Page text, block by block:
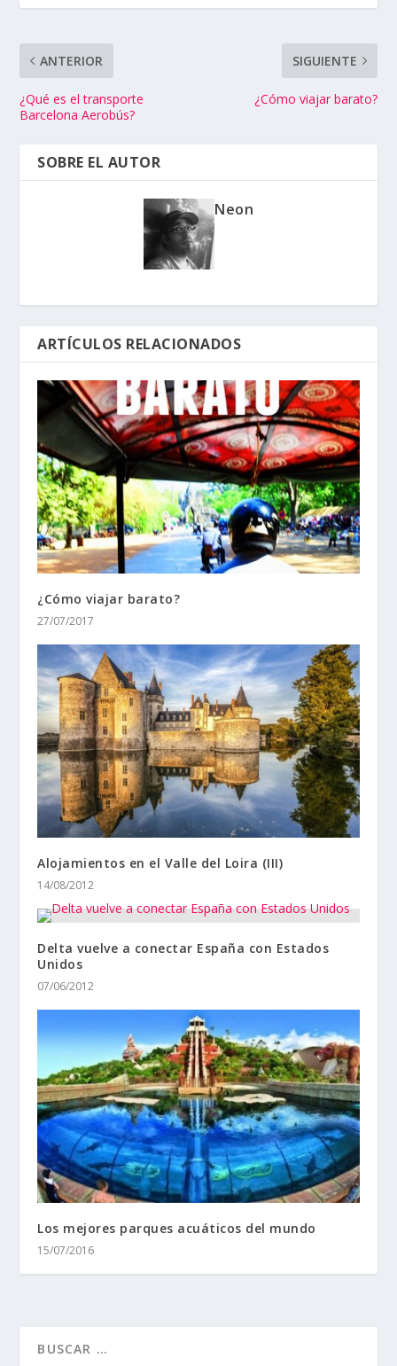
ANTERIOR
¿Qué es el transporte
Barcelona Aerobús?
SIGUIENTE
¿Cómo viajar barato?
SOBRE EL AUTOR
Neon
ARTÍCULOS RELACIONADOS
¿Cómo viajar barato?
27/07/2017
Alojamientos en el Valle del Loira (III)
14/08/2012
Delta vuelve a conectar España con Estados
Unidos
07/06/2012
Los mejores parques acuáticos del mundo
15/07/2016